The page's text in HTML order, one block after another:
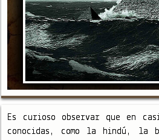
Es curioso observar que en
conocidas, como la hindú, la